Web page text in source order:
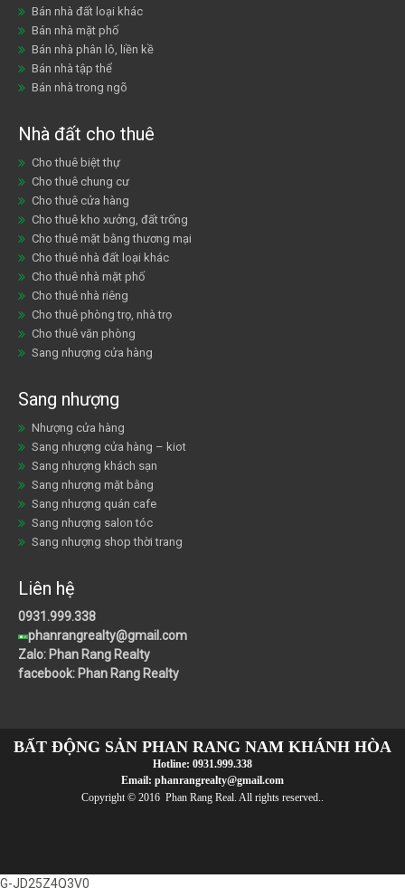
Bán nhà đất loại khác
Bán nhà mặt phố
Bán nhà phân lô, liền kề
Bán nhà tập thể
Bán nhà trong ngõ
Nhà đất cho thuê
Cho thuê biệt thự
Cho thuê chung cư
Cho thuê cửa hàng
Cho thuê kho xưởng, đất trống
Cho thuê mặt bằng thương mại
Cho thuê nhà đất loại khác
Cho thuê nhà mặt phố
Cho thuê nhà riêng
Cho thuê phòng trọ, nhà trọ
Cho thuê văn phòng
Sang nhượng cửa hàng
Sang nhượng
Nhượng cửa hàng
Sang nhượng cửa hàng – kiot
Sang nhượng khách sạn
Sang nhượng mặt bằng
Sang nhượng quán cafe
Sang nhượng salon tóc
Sang nhượng shop thời trang
Liên hệ
0931.999.338
phanrangrealty@gmail.com
Zalo: Phan Rang Realty
facebook: Phan Rang Realty
BẤT ĐỘNG SẢN PHAN RANG NAM KHÁNH HÒA
Hotline: 0931.999.338
Email: phanrangrealty@gmail.com
Copyright © 2016 Phan Rang Real. All rights reserved..
G-JD25Z4Q3V0